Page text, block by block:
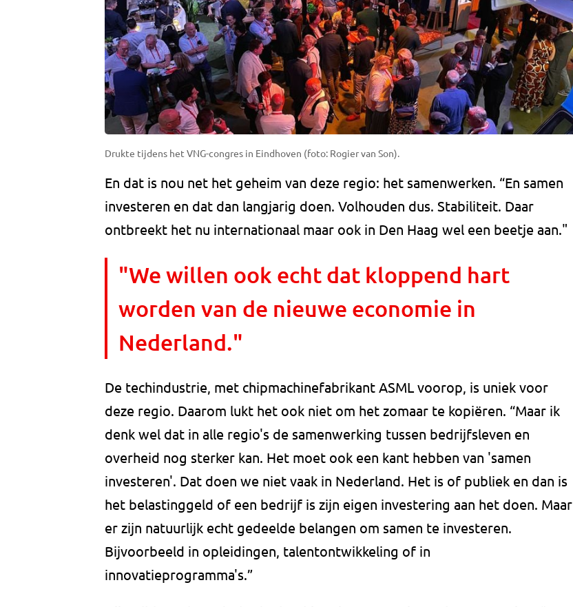
Drukte tijdens het VNG-congres in Eindhoven (foto: Rogier van Son).
En dat is nou net het geheim van deze regio: het samenwerken. “En samen
investeren en dat dan langjarig doen. Volhouden dus. Stabiliteit. Daar
ontbreekt het nu internationaal maar ook in Den Haag wel een beetje aan."
"We willen ook echt dat kloppend hart
worden van de nieuwe economie in
Nederland."
De techindustrie, met chipmachinefabrikant ASML voorop, is uniek voor
deze regio. Daarom lukt het ook niet om het zomaar te kopiëren. “Maar ik
denk wel dat in alle regio's de samenwerking tussen bedrijfsleven en
overheid nog sterker kan. Het moet ook een kant hebben van 'samen
investeren'. Dat doen we niet vaak in Nederland. Het is of publiek en dan is
het belastinggeld of een bedrijf is zijn eigen investering aan het doen. Maar
er zijn natuurlijk echt gedeelde belangen om samen te investeren.
Bijvoorbeeld in opleidingen, talentontwikkeling of in
innovatieprogramma's.”